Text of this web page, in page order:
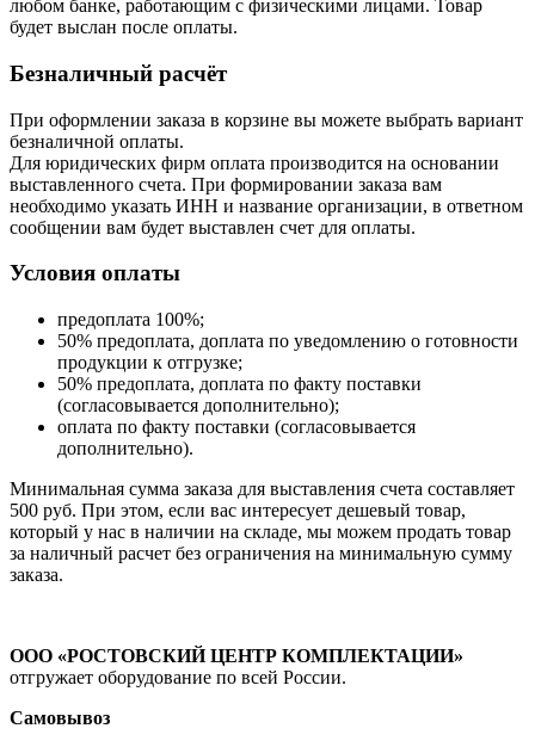
любом банке, работающим с физическими лицами. Товар
будет выслан после оплаты.
Безналичный расчёт
При оформлении заказа в корзине вы можете выбрать вариант
безналичной оплаты.
Для юридических фирм оплата производится на основании
выставленного счета. При формировании заказа вам
необходимо указать ИНН и название организации, в ответном
сообщении вам будет выставлен счет для оплаты.
Условия оплаты
предоплата 100%;
50% предоплата, доплата по уведомлению о готовности
продукции к отгрузке;
50% предоплата, доплата по факту поставки
(согласовывается дополнительно);
оплата по факту поставки (согласовывается
дополнительно).
Минимальная сумма заказа для выставления счета составляет
500 руб. При этом, если вас интересует дешевый товар,
который у нас в наличии на складе, мы можем продать товар
за наличный расчет без ограничения на минимальную сумму
заказа.
ООО «РОСТОВСКИЙ ЦЕНТР КОМПЛЕКТАЦИИ»
отгружает оборудование по всей России.
Самовывоз